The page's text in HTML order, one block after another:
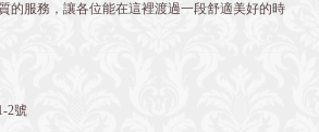
的服務，讓各位能在這裡渡過一段舒適美好的時
2號